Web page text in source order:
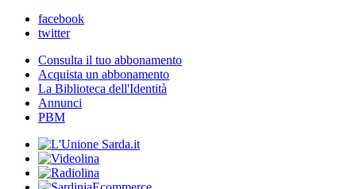
facebook
twitter
Consulta il tuo abbonamento
Acquista un abbonamento
La Biblioteca dell'Identità
Annunci
PBM